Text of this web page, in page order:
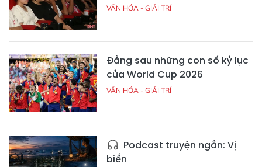
VĂN HÓA - GIẢI TRÍ
Đằng sau những con số kỷ lục
của World Cup 2026
VĂN HÓA - GIẢI TRÍ
Podcast truyện ngắn: Vị
biển